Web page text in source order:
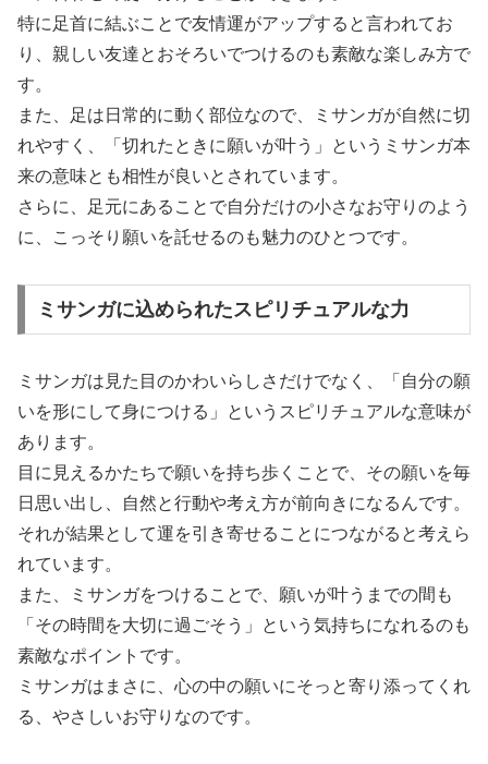
特に足首に結ぶことで友情運がアップすると言われてお
り、親しい友達とおそろいでつけるのも素敵な楽しみ方で
す。
また、足は日常的に動く部位なので、ミサンガが自然に切
れやすく、「切れたときに願いが叶う」というミサンガ本
来の意味とも相性が良いとされています。
さらに、足元にあることで自分だけの小さなお守りのよう
に、こっそり願いを託せるのも魅力のひとつです。
ミサンガに込められたスピリチュアルな力
ミサンガは見た目のかわいらしさだけでなく、「自分の願
いを形にして身につける」というスピリチュアルな意味が
あります。
目に見えるかたちで願いを持ち歩くことで、その願いを毎
日思い出し、自然と行動や考え方が前向きになるんです。
それが結果として運を引き寄せることにつながると考えら
れています。
また、ミサンガをつけることで、願いが叶うまでの間も
「その時間を大切に過ごそう」という気持ちになれるのも
素敵なポイントです。
ミサンガはまさに、心の中の願いにそっと寄り添ってくれ
る、やさしいお守りなのです。